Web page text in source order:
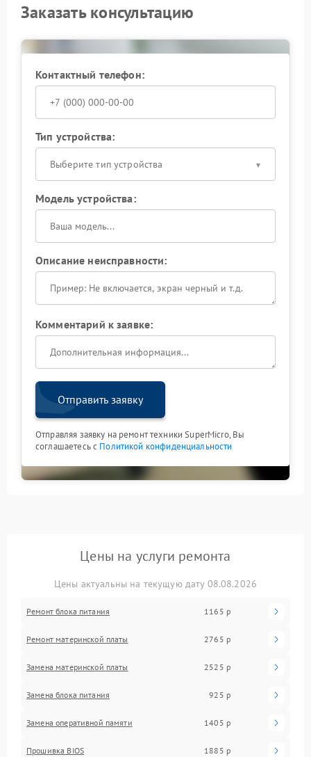
Заказать консультацию
Контактный телефон:
Тип устройства:
Выберите тип устройства
Модель устройства:
Описание неисправности:
Комментарий к заявке:
Отправить заявку
Отправляя заявку на ремонт техники SuperMicro, Вы
соглашаетесь с Политикой конфиденциальности
Цены на услуги ремонта
Цены актуальны на текущую дату 08.08.2026
Ремонт блока питания 1165 р
Ремонт материнской платы 2765 р
Замена материнской платы 2525 р
Замена блока питания 925 р
Замена оперативной памяти 1405 р
Прошивка BIOS 1885 р